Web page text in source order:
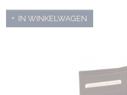
IN WINKELWAGEN